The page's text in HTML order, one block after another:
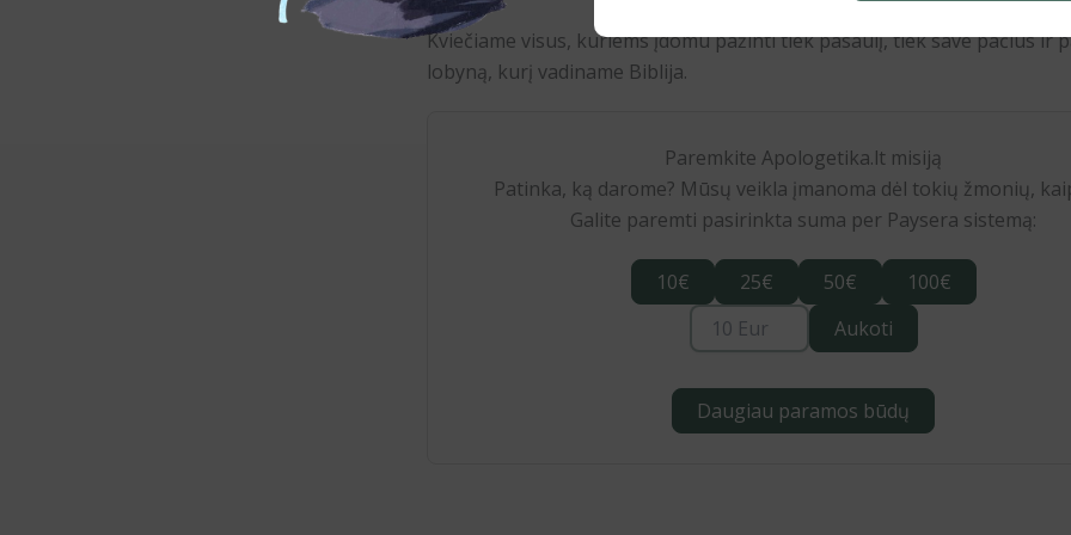
Kviečiame visus, kuriems įdomu pažinti tiek pasaulį, tiek save pačius ir
lobyną, kurį vadiname Biblija.
Paremkite Apologetika.lt misiją
Patinka, ką darome? Mūsų veikla įmanoma dėl tokių žmonių,
Galite paremti pasirinkta suma per Paysera sistemą:
10€ 25€ 50€
100€
Aukoti
Daugiau paramos būdų